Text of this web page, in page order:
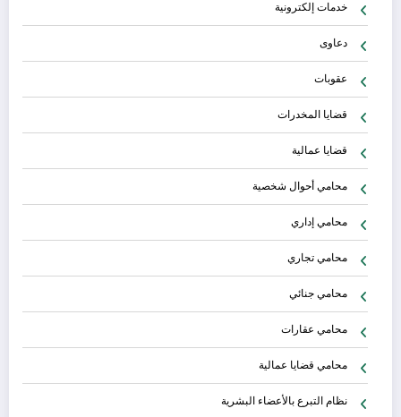
خدمات إلكترونية
دعاوى
عقوبات
قضايا المخدرات
قضايا عمالية
محامي أحوال شخصية
محامي إداري
محامي تجاري
محامي جنائي
محامي عقارات
محامي قضايا عمالية
نظام التبرع بالأعضاء البشرية